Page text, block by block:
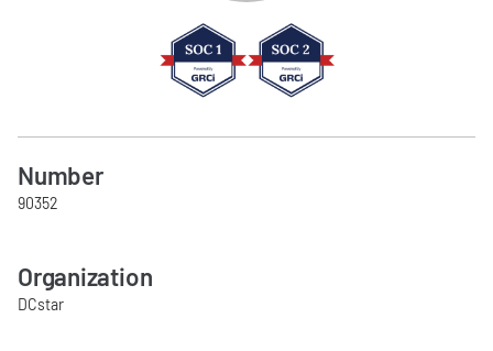
Number
90352
Organization
DCstar